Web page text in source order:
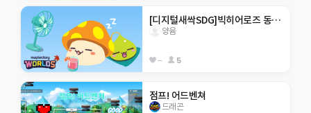
[디지털새싹SDG]빅히어로즈 동홍초 미래
양윰
-- 5
점프! 어드벤쳐
드래곤